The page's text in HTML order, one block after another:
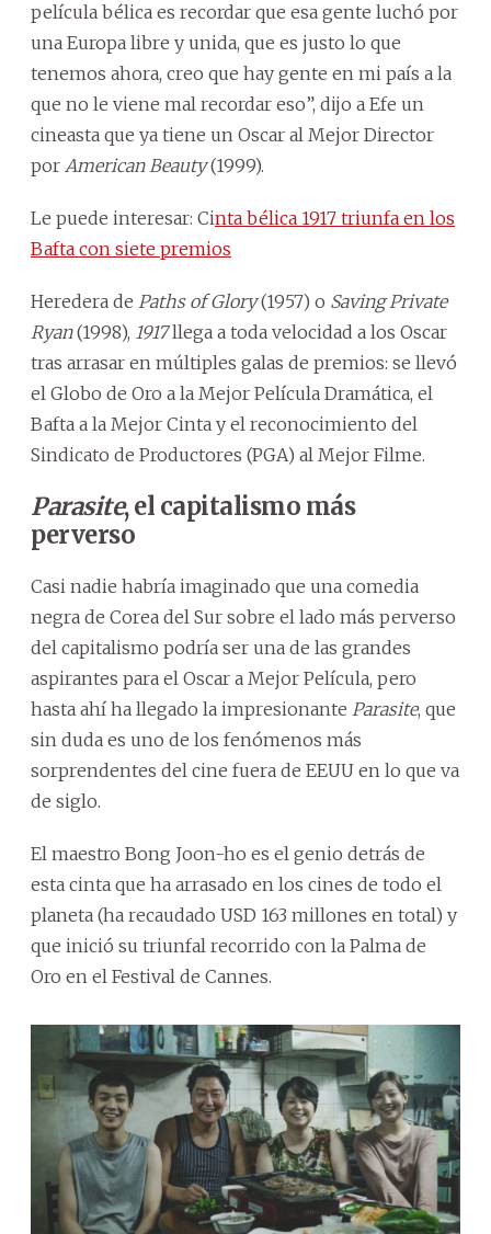
película bélica es recordar que esa gente luchó por
una Europa libre y unida, que es justo lo que
tenemos ahora, creo que hay gente en mi país a la
que no le viene mal recordar eso”, dijo a Efe un
cineasta que ya tiene un Oscar al Mejor Director
por American Beauty(1999).
Le puede interesar: Cinta bélica 1917 triunfa en los
Bafta con siete premios
Heredera de Paths of Glory(1957) o Saving Private
Ryan(1998), 1917llega a toda velocidad a los Oscar
tras arrasar en múltiples galas de premios: se llevó
el Globo de Oro a la Mejor Película Dramática, el
Bafta a la Mejor Cinta y el reconocimiento del
Sindicato de Productores (PGA) al Mejor Filme.
Parasite, el capitalismo más
perverso
Casi nadie habría imaginado que una comedia
negra de Corea del Sur sobre el lado más perverso
del capitalismo podría ser una de las grandes
aspirantes para el Oscar a Mejor Película, pero
hasta ahí ha llegado la impresionante Parasite, que
sin duda es uno de los fenómenos más
sorprendentes del cine fuera de EEUU en lo que va
de siglo.
El maestro Bong Joon-ho es el genio detrás de
esta cinta que ha arrasado en los cines de todo el
planeta (ha recaudado USD 163 millones en total) y
que inició su triunfal recorrido con la Palma de
Oro en el Festival de Cannes.